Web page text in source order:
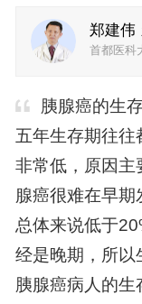
郑建伟
首都医科
胰腺癌的生
五年生存期往往
非常低，原因主
腺癌很难在早
总体来说低于
经是晚期，所以
胰腺癌病人的